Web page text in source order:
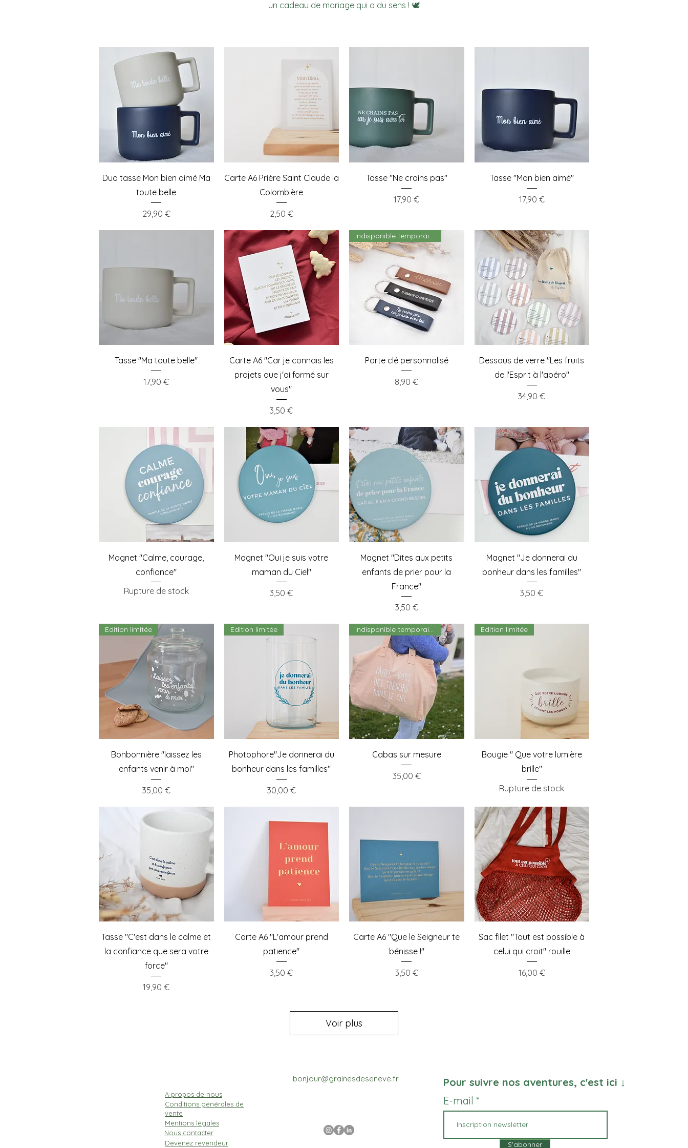
un cadeau de mariage qui a du sens ! 🕊️
Aperçu rapide
Duo tasse Mon bien aimé Ma
toute belle
Prix
29,90 €
Aperçu rapide
Carte A6 Prière Saint Claude la
Colombière
Prix
2,50 €
Aperçu rapide
Tasse "Ne crains pas"
Prix
17,90 €
Aperçu rapide
Tasse "Mon bien aimé"
Prix
17,90 €
Aperçu rapide
Tasse "Ma toute belle"
Prix
17,90 €
Aperçu rapide
Carte A6 "Car je connais les
projets que j'ai formé sur
vous"
Prix
3,50 €
Aperçu rapide
Indisponible temporairement
Porte clé personnalisé
Prix
8,90 €
Aperçu rapide
Dessous de verre "Les fruits
de l'Esprit à l'apéro"
Prix
34,90 €
Aperçu rapide
Magnet "Calme, courage,
confiance"
Rupture de stock
Aperçu rapide
Magnet "Oui je suis votre
maman du Ciel"
Prix
3,50 €
Aperçu rapide
Magnet "Dites aux petits
enfants de prier pour la
France"
Prix
3,50 €
Aperçu rapide
Magnet "Je donnerai du
bonheur dans les familles"
Prix
3,50 €
Aperçu rapide
Edition limitée
Bonbonnière "laissez les
enfants venir à moi"
Prix
35,00 €
Aperçu rapide
Edition limitée
Photophore"Je donnerai du
bonheur dans les familles"
Prix
30,00 €
Aperçu rapide
Indisponible temporairement
Cabas sur mesure
Prix
35,00 €
Aperçu rapide
Edition limitée
Bougie " Que votre lumière
brille"
Rupture de stock
Aperçu rapide
Tasse "C'est dans le calme et
la confiance que sera votre
force"
Prix
19,90 €
Aperçu rapide
Carte A6 "L'amour prend
patience"
Prix
3,50 €
Aperçu rapide
Carte A6 "Que le Seigneur te
bénisse !"
Prix
3,50 €
Aperçu rapide
Sac filet "Tout est possible à
celui qui croit" rouille
Prix
16,00 €
Voir plus
bonjour@grainesdeseneve.fr
A propos de nous
Conditions générales de
vente
Mentions légales
Nous contacter
Devenez revendeur
Pour suivre nos aventures, c'est ici ↓
E-mail
S'abonner